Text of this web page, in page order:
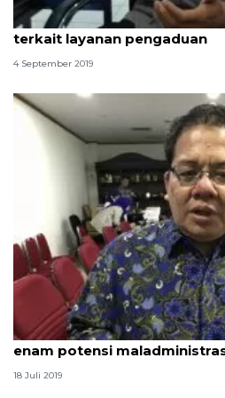
Polresta Padang tanggapi
terkait layanan pengaduan
4 September 2019
Rencana hapus merkuri,
enam potensi
18 Juli 2019